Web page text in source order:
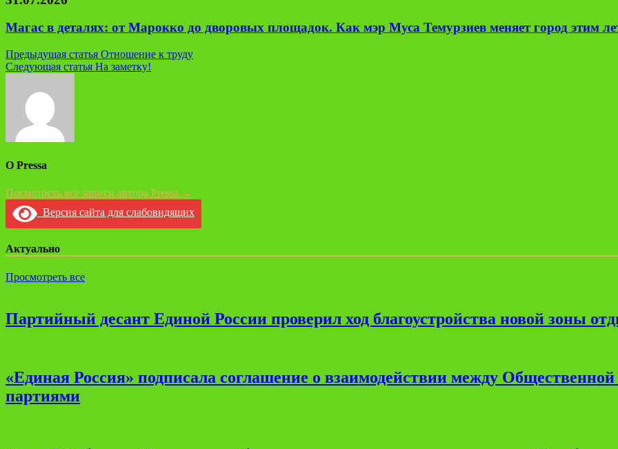
Магас в деталях: от Марокко до дворовых площадок. Как мэр Муса Темурзиев меняет город этим
Навигация
по
записям
Предыдущая статья Отношение к труду
Следующая статья На заметку!
О Pressa
Посмотреть все записи автора Pressa →
Версия сайта для слабовидящих
Актуально
Просмотреть все
Партийный десант Единой России проверил ход благоустройства новой зоны
«Единая Россия» подписала соглашение о взаимодействии между
партиями